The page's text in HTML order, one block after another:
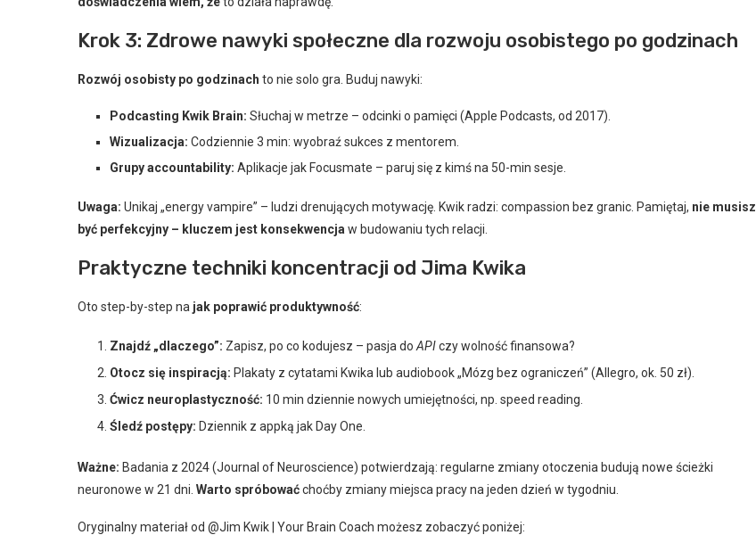
Krok 3: Zdrowe nawyki społeczne dla rozwoju osobistego po godzinach
Rozwój osobisty po godzinach to nie solo gra. Buduj nawyki:
Podcasting Kwik Brain: Słuchaj w metrze – odcinki o pamięci (Apple Podcasts, od 2017).
Wizualizacja: Codziennie 3 min: wyobraź sukces z mentorem.
Grupy accountability: Aplikacje jak Focusmate – paruj się z kimś na 50-min sesje.
Uwaga: Unikaj „energy vampire” – ludzi drenujących motywację. Kwik radzi: compassion bez granic. Pamiętaj, nie musisz
być perfekcyjny – kluczem jest konsekwencja w budowaniu tych relacji.
Praktyczne techniki koncentracji od Jima Kwika
Oto step-by-step na jak poprawić produktywność:
Znajdź „dlaczego”: Zapisz, po co kodujesz – pasja do APIczy wolność finansowa?
Otocz się inspiracją: Plakaty z cytatami Kwika lub audiobook „Mózg bez ograniczeń” (Allegro, ok. 50 zł).
Ćwicz neuroplastyczność: 10 min dziennie nowych umiejętności, np. speed reading.
Śledź postępy: Dziennik z appką jak Day One.
Ważne: Badania z 2024 (Journal of Neuroscience) potwierdzają: regularne zmiany otoczenia budują nowe ścieżki
neuronowe w 21 dni. Warto spróbowaćchoćby zmiany miejsca pracy na jeden dzień w tygodniu.
Oryginalny materiał od @Jim Kwik | Your Brain Coach możesz zobaczyć poniżej: